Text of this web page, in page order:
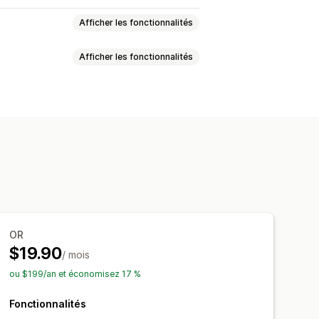
Afficher les fonctionnalités
Mises à jour automatiques
Afficher les fonctionnalités
pourcentage
OR
$19.90/ mois
ou $199/an et économisez 17 %
Fonctionnalités